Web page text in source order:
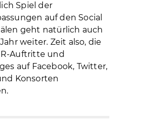
Spiel der
auf den Social
geht natürlich auch
weiter. Zeit also, die
Auftritte und
auf Facebook, Twitter,
Konsorten